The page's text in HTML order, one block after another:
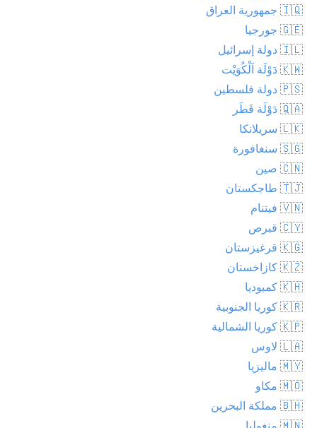
🇮🇶 جمهورية العراق
🇬🇪 جورجيا
🇮🇱 دولة إسرائيل
🇰🇼 دَوْلَة اَلْكُوَيْت
🇵🇸 دولة فلسطين
🇶🇦 دَوْلَة قَطَر
🇱🇰 سريلانكا
🇸🇬 سنغافورة
🇨🇳 صين
🇹🇯 طاجكستان
🇻🇳 فيتنام
🇨🇾 قبرص
🇰🇬 قرغيزستان
🇰🇿 كازاخستان
🇰🇭 كمبوديا
🇰🇷 كوريا الجنوبية
🇰🇵 كوريا الشمالية
🇱🇦 لاوس
🇲🇾 ماليزيا
🇲🇴 مكاو
🇧🇭 مملكة البحرين
🇲🇳 منغوليا